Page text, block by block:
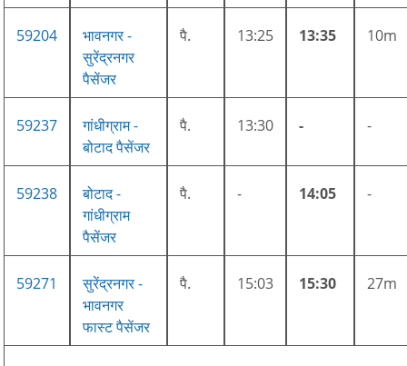
59204
भावनगर -
सुरेंद्रनगर
पैसेंजर
पै. 13:25 13:35 10m
59237
गांधीग्राम -
बोटाद पैसेंजर
पै. 13:30 - -
59238
बोटाद -
गांधीग्राम
पैसेंजर
पै. - 14:05 -
59271
सुरेंद्रनगर -
भावनगर
फास्ट पैसेंजर
पै. 15:03 15:30 27m